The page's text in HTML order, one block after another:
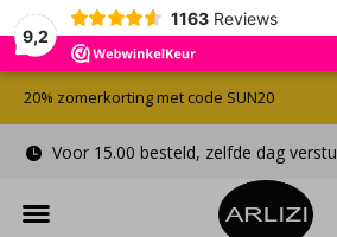
9,2
1163 Reviews
Voor 15.00 besteld, zelfde dag verstuurd
20% zomerkorting met code SUN20